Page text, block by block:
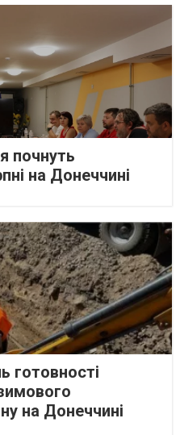
почнуть
на Донеччині
готовності
на Донеччині